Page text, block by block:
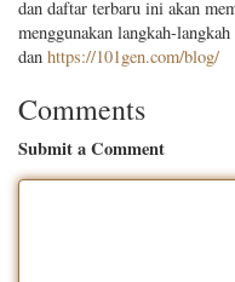
dan daftar terbaru ini akan
menggunakan langkah-
dan https://101gen.com/blog/
Comments
Submit a Comment